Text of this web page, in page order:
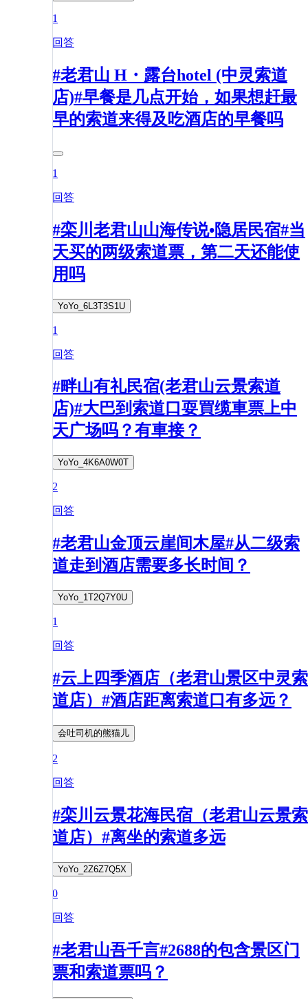
1
回答
#老君山 H・露台hotel (中灵索道
店)#早餐是几点开始，如果想赶最
早的索道来得及吃酒店的早餐吗
1
回答
#栾川老君山山海传说•隐居民宿#当
天买的两级索道票，第二天还能使
用吗
YoYo_6L3T3S1U
1
回答
#畔山有礼民宿(老君山云景索道
店)#大巴到索道口耍買缆車票上中
天广场吗？有車接？
YoYo_4K6A0W0T
2
回答
#老君山金顶云崖间木屋#从二级索
道走到酒店需要多长时间？
YoYo_1T2Q7Y0U
1
回答
#云上四季酒店（老君山景区中灵索
道店）#酒店距离索道口有多远？
会吐司机的熊猫儿
2
回答
#栾川云景花海民宿（老君山云景索
道店）#离坐的索道多远
YoYo_2Z6Z7Q5X
0
回答
#老君山吾千言#2688的包含景区门
票和索道票吗？